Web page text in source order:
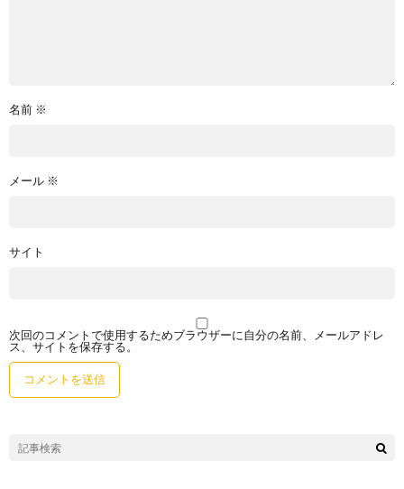
名前 ※
メール ※
サイト
次回のコメントで使用するためブラウザーに自分の名前、メールアドレ
ス、サイトを保存する。